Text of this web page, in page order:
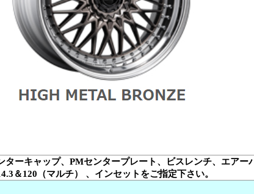
ターキャップ、PMセンタープレート、ビスレンチ、エア
＆120（マルチ） 、インセットをご指定下さい。